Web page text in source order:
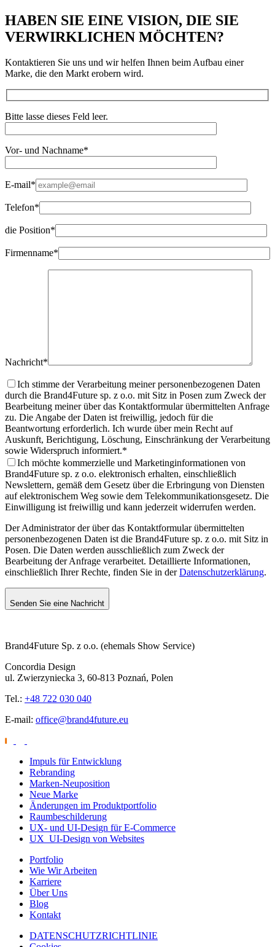
HABEN SIE EINE VISION, DIE SIE
VERWIRKLICHEN MÖCHTEN?
Kontaktieren Sie uns und wir helfen Ihnen beim Aufbau einer
Marke, die den Markt erobern wird.
Bitte lasse dieses Feld leer.
Vor- und Nachname*
E-mail*
Telefon*
die Position*
Firmenname*
Nachricht*
Ich stimme der Verarbeitung meiner personenbezogenen Daten
durch die Brand4Future sp. z o.o. mit Sitz in Posen zum Zweck der
Bearbeitung meiner über das Kontaktformular übermittelten Anfrage
zu. Die Angabe der Daten ist freiwillig, jedoch für die
Beantwortung erforderlich. Ich wurde über mein Recht auf
Auskunft, Berichtigung, Löschung, Einschränkung der Verarbeitung
sowie Widerspruch informiert.*
Ich möchte kommerzielle und Marketinginformationen von
Brand4Future sp. z o.o. elektronisch erhalten, einschließlich
Newslettern, gemäß dem Gesetz über die Erbringung von Diensten
auf elektronischem Weg sowie dem Telekommunikationsgesetz. Die
Einwilligung ist freiwillig und kann jederzeit widerrufen werden.
Der Administrator der über das Kontaktformular übermittelten
personenbezogenen Daten ist die Brand4Future sp. z o.o. mit Sitz in
Posen. Die Daten werden ausschließlich zum Zweck der
Bearbeitung der Anfrage verarbeitet. Detaillierte Informationen,
einschließlich Ihrer Rechte, finden Sie in derDatenschutzerklärung.
Senden Sie eine Nachricht
Brand4Future Sp. z o.o. (ehemals Show Service)
Concordia Design
ul. Zwierzyniecka 3, 60-813 Poznań, Polen
Tel.: +48 722 030 040
E-mail: office@brand4future.eu
Impuls für Entwicklung
Rebranding
Marken-Neuposition
Neue Marke
Änderungen im Produktportfolio
Raumbeschilderung
UX- und UI-Design für E-Commerce
UX_UI-Design von Websites
Portfolio
Wie Wir Arbeiten
Karriere
Über Uns
Blog
Kontakt
DATENSCHUTZRICHTLINIE